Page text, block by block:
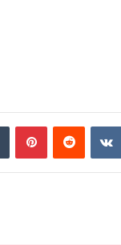
TumblrPinterestReddit